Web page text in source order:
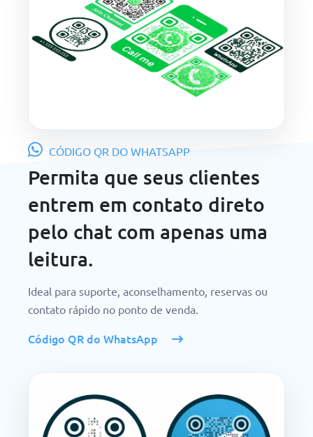
CÓDIGO QR DO WHATSAPP
Permita que seus clientes
entrem em contato direto
pelo chat com apenas uma
leitura.
Ideal para suporte, aconselhamento, reservas ou
contato rápido no ponto de venda.
Código QR do WhatsApp